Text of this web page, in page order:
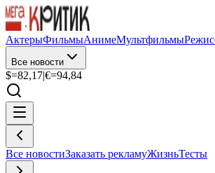
АктерыФильмыАнимеМультфильмы
Все новости
$=82,17|€=94,84
Все новостиЗаказать рекламуЖизньТесты